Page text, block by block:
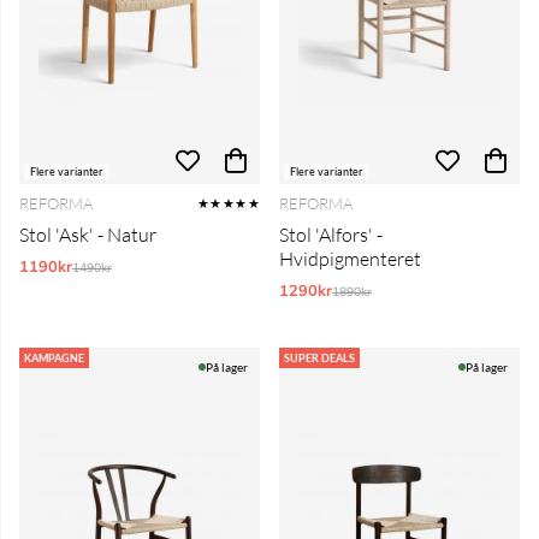
Flere varianter
REFORMA ★★★★★
Stol 'Ask' - Natur
1190krNormalpris:
1490kr
Flere varianter
REFORMA
Stol 'Alfors' -
Hvidpigmenteret
1290krNormalpris:
1890kr
KAMPAGNE
På lager
SUPER DEALS
På lager